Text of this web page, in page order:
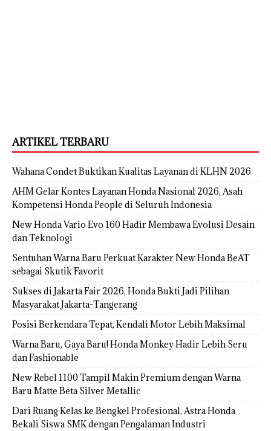
ARTIKEL TERBARU
Wahana Condet Buktikan Kualitas Layanan di KLHN 2026
AHM Gelar Kontes Layanan Honda Nasional 2026, Asah
Kompetensi Honda People di Seluruh Indonesia
New Honda Vario Evo 160 Hadir Membawa Evolusi Desain
dan Teknologi
Sentuhan Warna Baru Perkuat Karakter New Honda BeAT
sebagai Skutik Favorit
Sukses di Jakarta Fair 2026, Honda Bukti Jadi Pilihan
Masyarakat Jakarta-Tangerang
Posisi Berkendara Tepat, Kendali Motor Lebih Maksimal
Warna Baru, Gaya Baru! Honda Monkey Hadir Lebih Seru
dan Fashionable
New Rebel 1100 Tampil Makin Premium dengan Warna
Baru Matte Beta Silver Metallic
Dari Ruang Kelas ke Bengkel Profesional, Astra Honda
Bekali Siswa SMK dengan Pengalaman Industri